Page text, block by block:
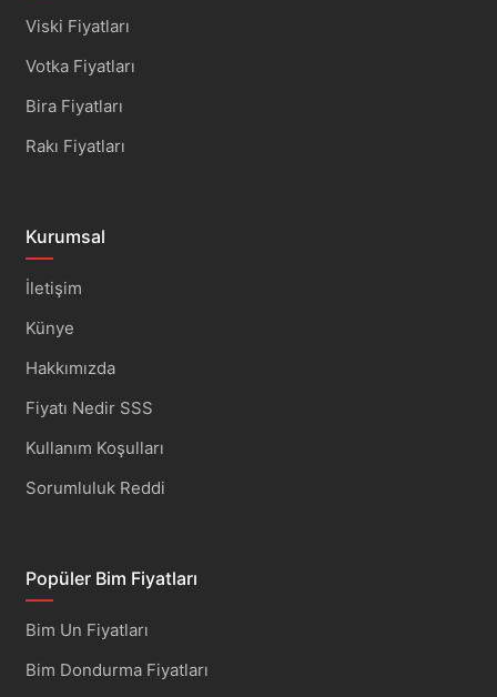
Viski Fiyatları
Votka Fiyatları
Bira Fiyatları
Rakı Fiyatları
Kurumsal
İletişim
Künye
Hakkımızda
Fiyatı Nedir SSS
Kullanım Koşulları
Sorumluluk Reddi
Popüler Bim Fiyatları
Bim Un Fiyatları
Bim Dondurma Fiyatları